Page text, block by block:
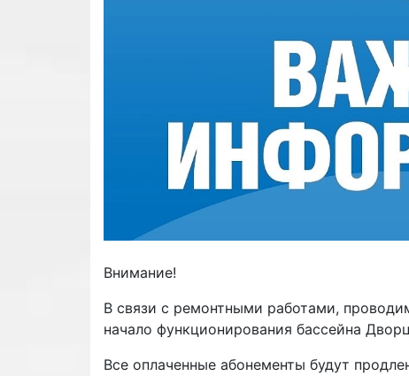
Внимание!
В связи с ремонтными работами,
начало функционирования бассейна
Все оплаченные абонементы будут